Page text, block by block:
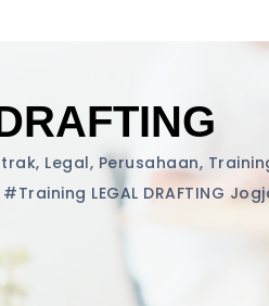
, Legal, Perusahaan,
#training LEGAL DRAFTING